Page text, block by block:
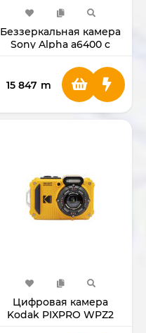
Беззеркальная камера
Sony Alpha a6400 с
15 847 m
Цифровая камера
Kodak PIXPRO WPZ2